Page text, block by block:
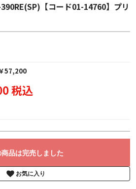
390RE(SP)【コード01-14760】プリ
57,200
税込
商品は完売しました
お気に入り